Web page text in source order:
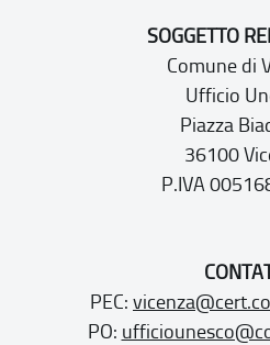
SOGGETTO
Comune di
Ufficio
Piazza
36100
P.IVA
PEC:
PO: